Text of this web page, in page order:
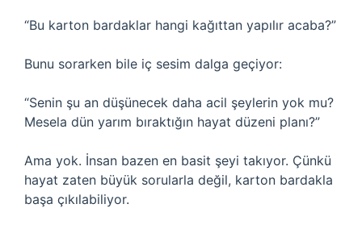
“Bu karton bardaklar hangi kağıttan yapılır acaba?”
Bunu sorarken bile iç sesim dalga geçiyor:
“Senin şu an düşünecek daha acil şeylerin yok mu?
Mesela dün yarım bıraktığın hayat düzeni planı?”
Ama yok. İnsan bazen en basit şeyi takıyor. Çünkü
hayat zaten büyük sorularla değil, karton bardakla
başa çıkılabiliyor.